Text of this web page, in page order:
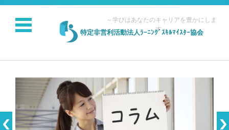
特定非営利活動法人ﾗｰﾆﾝｸﾞｽｷﾙﾏｲｽﾀｰ協会
～学びはあなたのキャリアを豊かにしま
す～
コンテンツに移動